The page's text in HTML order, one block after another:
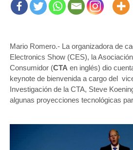
Mario Romero.- La organizadora de
Electronics Show (CES), la
Consumidor (CTA en inglés) dio
keynote de bienvenida a cargo del
Investigación de la CTA, Steve
algunas proyecciones tecnológicas